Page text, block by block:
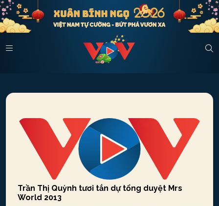
Trần Thị Quỳnh tươi tắn dự tổng duyệt Mrs
World 2013